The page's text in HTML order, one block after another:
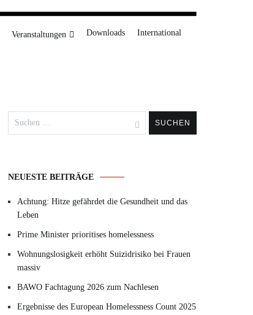
Veranstaltungen Downloads International
nach:
NEUESTE BEITRÄGE
Achtung: Hitze gefährdet die Gesundheit und das
Leben
Prime Minister prioritises homelessness
Wohnungslosigkeit erhöht Suizidrisiko bei Frauen
massiv
BAWO Fachtagung 2026 zum Nachlesen
Ergebnisse des European Homelessness Count 2025